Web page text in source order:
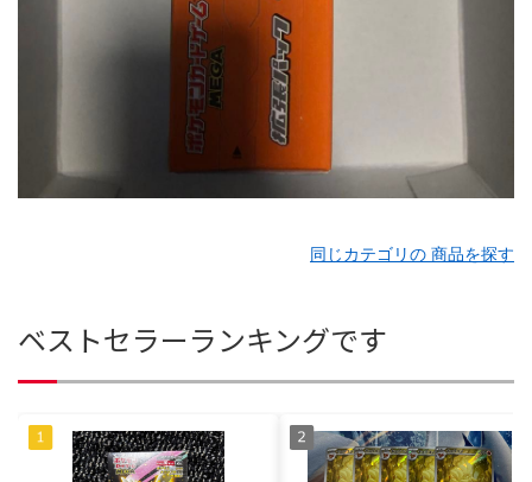
同じカテゴリの 商品を探す
ベストセラーランキングです